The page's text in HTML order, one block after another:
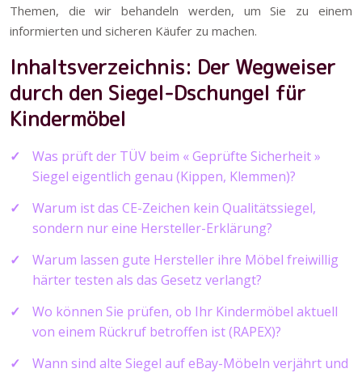
Themen, die wir behandeln werden, um Sie zu einem
informierten und sicheren Käufer zu machen.
Inhaltsverzeichnis: Der Wegweiser
durch den Siegel-Dschungel für
Kindermöbel
Was prüft der TÜV beim « Geprüfte Sicherheit »
Siegel eigentlich genau (Kippen, Klemmen)?
Warum ist das CE-Zeichen kein Qualitätssiegel,
sondern nur eine Hersteller-Erklärung?
Warum lassen gute Hersteller ihre Möbel freiwillig
härter testen als das Gesetz verlangt?
Wo können Sie prüfen, ob Ihr Kindermöbel aktuell
von einem Rückruf betroffen ist (RAPEX)?
Wann sind alte Siegel auf eBay-Möbeln verjährt und